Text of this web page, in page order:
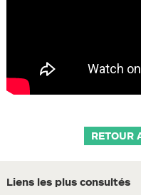
RETOUR
Liens les plus consultés